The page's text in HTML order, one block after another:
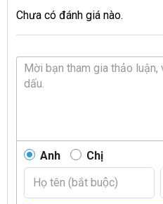
Chưa có đánh giá nào.
Anh Chị